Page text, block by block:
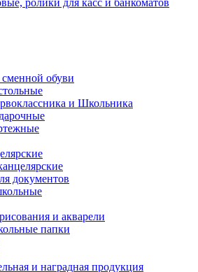
ролики для касс и банкоматов
обуви
и Школьника
документов
и акварели
папки
и наградная продукция